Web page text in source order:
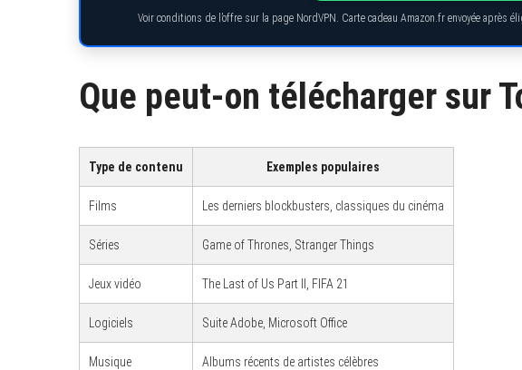
Voir conditions de l’offre sur la page NordVPN. Carte cadeau Amazon.fr envoyée après
Que peut-on télécharger sur
Type de contenu Exemples populaires
Films Les derniers blockbusters, classiques du cinéma
Séries Game of Thrones, Stranger Things
Jeux vidéo The Last of Us Part II, FIFA 21
Logiciels Suite Adobe, Microsoft Office
Musique Albums récents de artistes célèbres
S
r